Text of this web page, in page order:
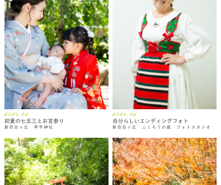
2026.05
初夏の七五三とお宮参り
新百合ヶ丘 琴平神社
2026.05
自分らしいエンディングフォト
新百合ヶ丘 ふくろうの庭 フォトスタジオ